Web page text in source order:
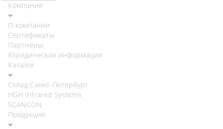
Компания
О компании
Сертификаты
Партнеры
Юридическая информация
Каталог
Cклад Санкт-Петербург
HGH Infrared Systems
SCANCON
Продукция